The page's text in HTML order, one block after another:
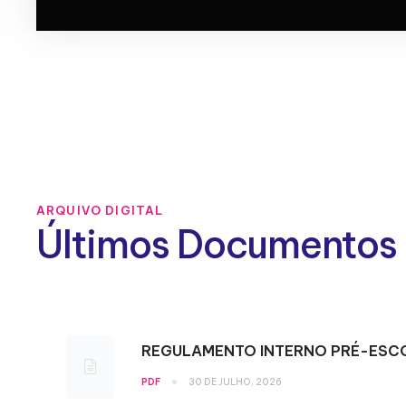
ARQUIVO DIGITAL
Últimos Documentos
REGULAMENTO INTERNO PRÉ-
PDF • 30 DE JULHO, 2026